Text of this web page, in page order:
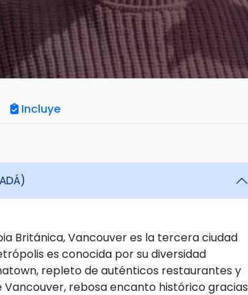
Incluye
Británica, Vancouver es la tercera ciudad
es conocida por su diversidad
repleto de auténticos restaurantes y
rebosa encanto histórico gracias